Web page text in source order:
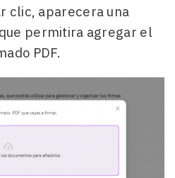
clic, aparecera una
permitira agregar el
PDF.